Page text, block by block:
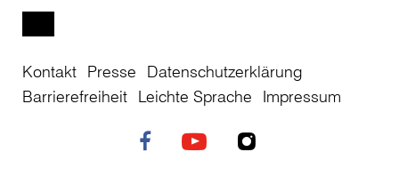
Weiterbildung
Studienkolleg
Einrichtungen
Stellenangebote
Studierende
Kontakt Presse
Datenschutzerklärung
Barrierefreiheit Leichte Sprache Impressum